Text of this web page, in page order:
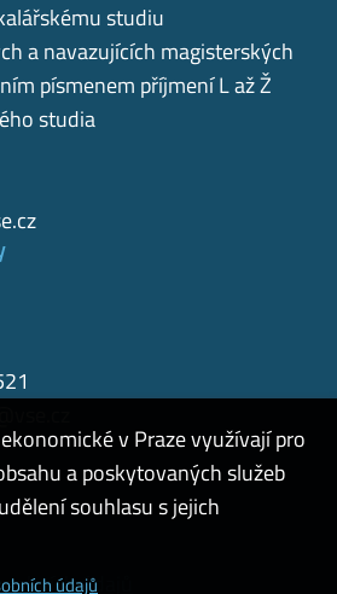
studiu
a navazujících magisterských
písmenem příjmení L až Ž
studia
údajů
v Praze využívají pro
a poskytovaných služeb
souhlasu s jejich
údajů